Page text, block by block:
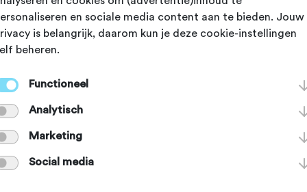
-
rustig op de top van de
op te warmen. Pas over de grens
en sociale media content aan te bieden. Jouw
is belangrijk, daarom kun je deze cookie-instellingen
beheren.
Functioneel
Analytisch
Marketing
Social media